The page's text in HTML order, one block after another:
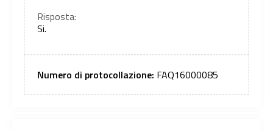
Risposta:
Si.
Numero di protocollazione: FAQ16000085